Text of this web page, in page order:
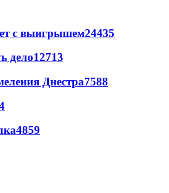
с выигрышем24435
дело12713
Днестра7588
4859